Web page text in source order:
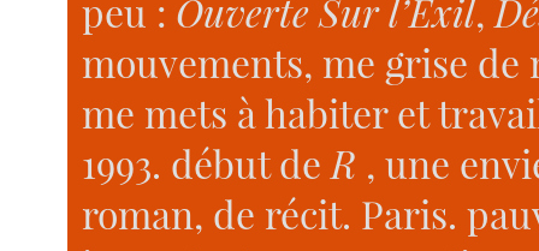
peu : Ouverte Sur l’Exil,
mouvements, me grise
me mets à habiter et
1993. début de R , une
roman, de récit. Paris.